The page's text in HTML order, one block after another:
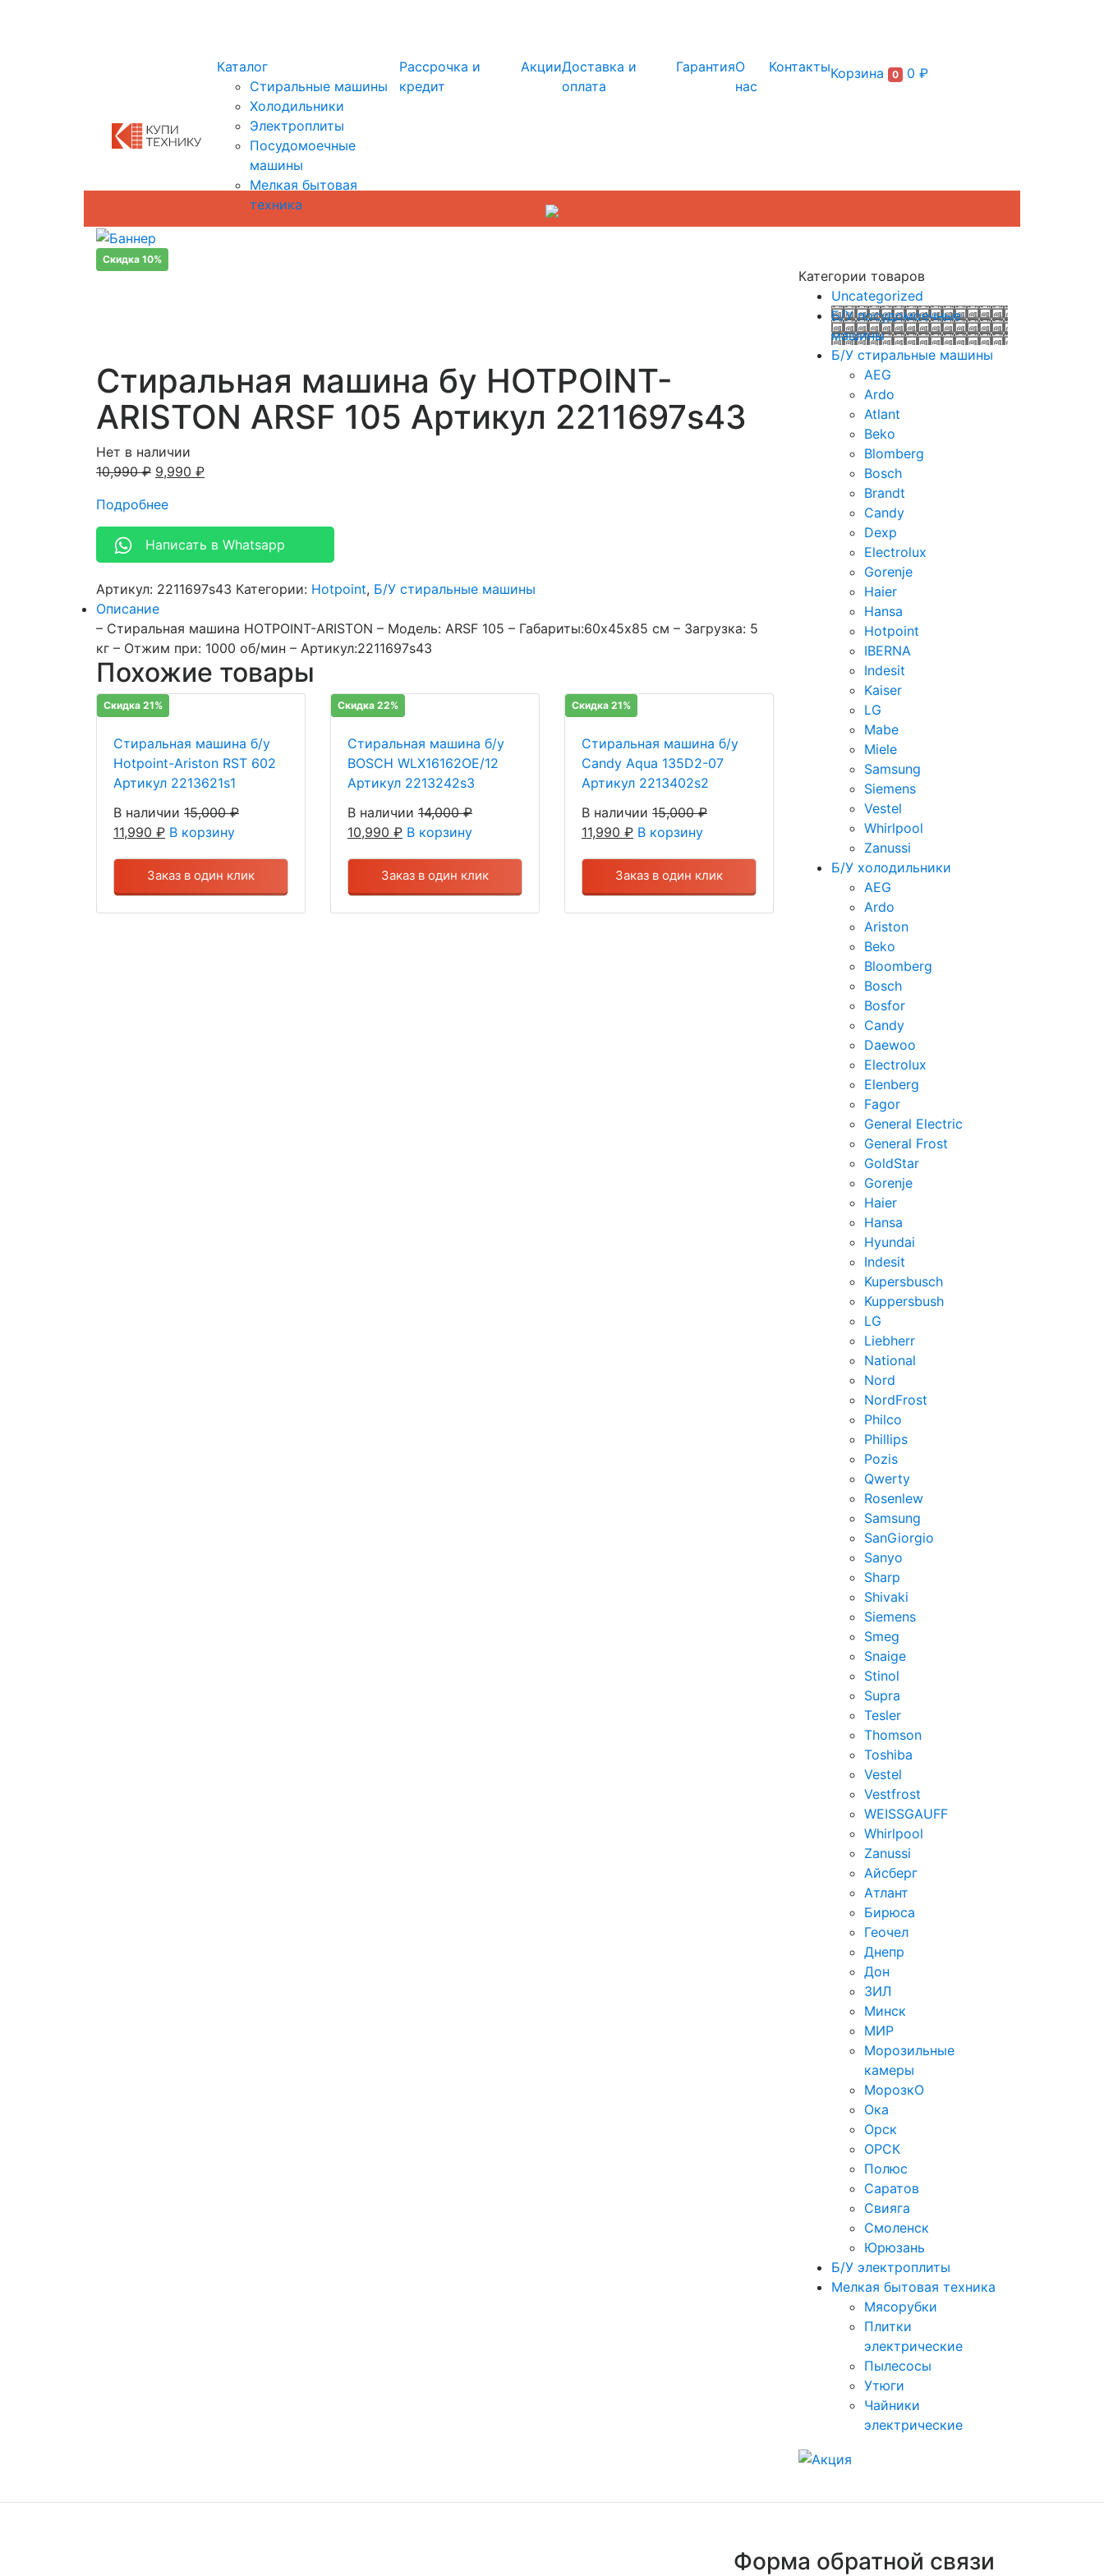
Каталог
Стиральные машины
Холодильники
Электроплиты
Посудомоечные
машины
Мелкая бытовая
техника
Рассрочка и
кредит
АкцииДоставка и
оплата
ГарантияО
нас
КонтактыКорзина 0 0 ₽
Скидка 10%
Стиральная машина бу HOTPOINT-
ARISTON ARSF 105 Артикул 2211697s43
Нет в наличии
10,990₽ 9,990 ₽
Подробнее
Написать в Whatsapp
Артикул: 2211697s43 Категории: Hotpoint, Б/У стиральные машины
Описание
– Стиральная машина HOTPOINT-ARISTON – Модель: ARSF 105 – Габариты:60х45х85 см – Загрузка: 5
кг – Отжим при: 1000 об/мин – Артикул:2211697s43
Похожие товары
Скидка 21%
Стиральная машина б/у
Hotpoint-Ariston RST 602
Артикул 2213621s1
В наличии 15,000₽
11,990 ₽ В корзину
Заказ в один клик
Скидка 22%
Стиральная машина б/у
BOSCH WLX16162OE/12
Артикул 2213242s3
В наличии 14,000₽
10,990 ₽ В корзину
Заказ в один клик
Скидка 21%
Стиральная машина б/у
Candy Aqua 135D2-07
Артикул 2213402s2
В наличии 15,000₽
11,990 ₽ В корзину
Заказ в один клик
Категории товаров
Uncategorized
Б/У посудомоечные
машины
Б/У стиральные машины
AEG
Ardo
Atlant
Beko
Blomberg
Bosch
Brandt
Candy
Dexp
Electrolux
Gorenje
Haier
Hansa
Hotpoint
IBERNA
Indesit
Kaiser
LG
Mabe
Miele
Samsung
Siemens
Vestel
Whirlpool
Zanussi
Б/У холодильники
AEG
Ardo
Ariston
Beko
Bloomberg
Bosch
Bosfor
Candy
Daewoo
Electrolux
Elenberg
Fagor
General Electric
General Frost
GoldStar
Gorenje
Haier
Hansa
Hyundai
Indesit
Kupersbusch
Kuppersbush
LG
Liebherr
National
Nord
NordFrost
Philco
Phillips
Pozis
Qwerty
Rosenlew
Samsung
SanGiorgio
Sanyo
Sharp
Shivaki
Siemens
Smeg
Snaige
Stinol
Supra
Tesler
Thomson
Toshiba
Vestel
Vestfrost
WEISSGAUFF
Whirlpool
Zanussi
Айсберг
Атлант
Бирюса
Геочел
Днепр
Дон
ЗИЛ
Минск
МИР
Морозильные
камеры
МорозкО
Ока
Орск
ОРСК
Полюс
Саратов
Свияга
Смоленск
Юрюзань
Б/У электроплиты
Мелкая бытовая техника
Мясорубки
Плитки
электрические
Пылесосы
Утюги
Чайники
электрические
Форма обратной связи